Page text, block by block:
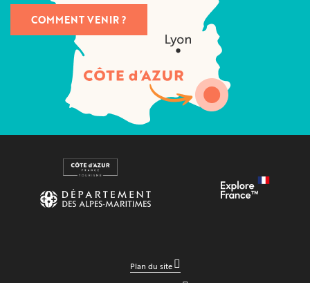
COMMENT VENIR ?
Plan du site